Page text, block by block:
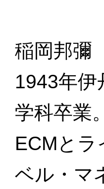
稲岡邦彌
1943年伊
学科卒業
ECMと
ベル・マ